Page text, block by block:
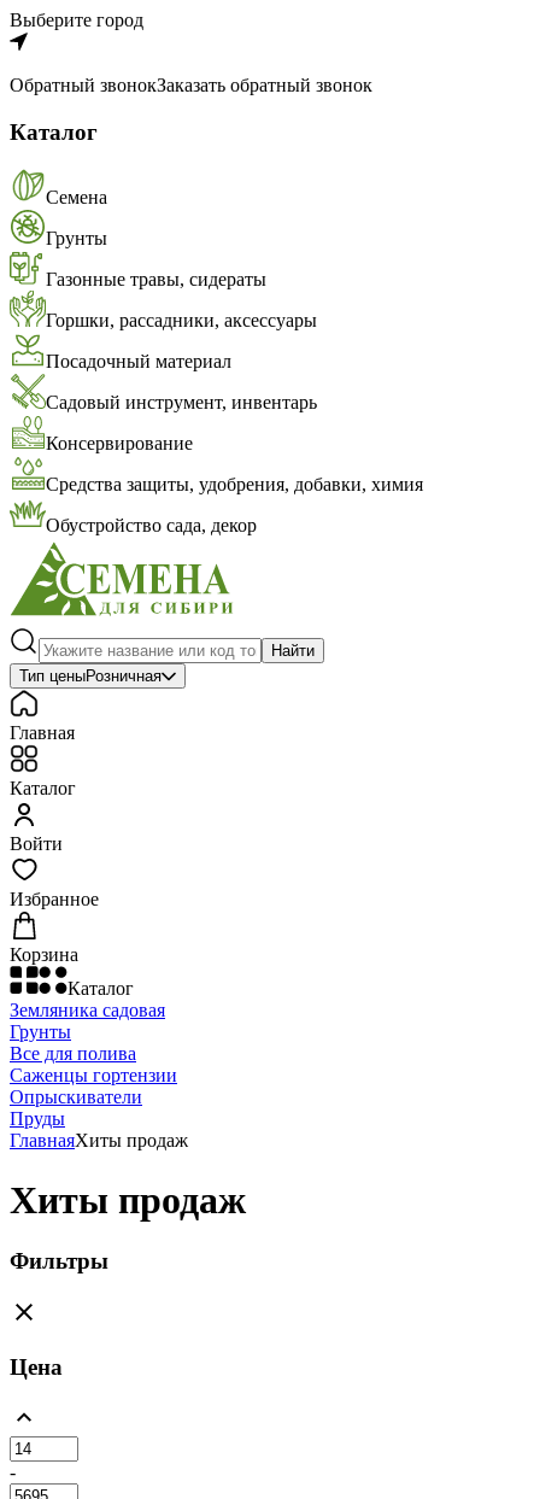
Выберите город
Обратный звонокЗаказать обратный звонок
Каталог
Семена
Грунты
Газонные травы, сидераты
Горшки, рассадники, аксессуары
Посадочный материал
Садовый инструмент, инвентарь
Консервирование
Средства защиты, удобрения, добавки, химия
Обустройство сада, декор
Найти
Тип ценыРозничная
Главная
Каталог
Войти
Избранное
Корзина
Каталог
Земляника садовая
Грунты
Все для полива
Саженцы гортензии
Опрыскиватели
Пруды
ГлавнаяХиты продаж
Хиты продаж
Фильтры
Цена
-